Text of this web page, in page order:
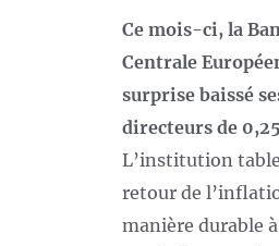
Ce mois-ci, la
Centrale
surprise baissé
directeurs de
L’institution
retour de
manière durable